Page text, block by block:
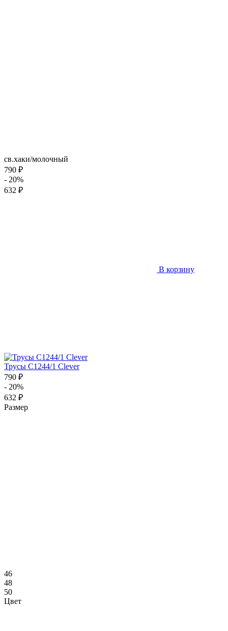
св.хаки/молочный
790 ₽
- 20%
632 ₽
В корзину
Трусы C1244/1 Clever
790 ₽
- 20%
632 ₽
Размер
46
48
50
Цвет